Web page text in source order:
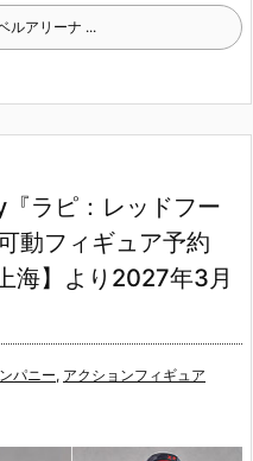
ルアリーナ ...
ラピ：レッドフー
動フィギュア予約
海】より2027年3月
パニー, アクションフィギュア